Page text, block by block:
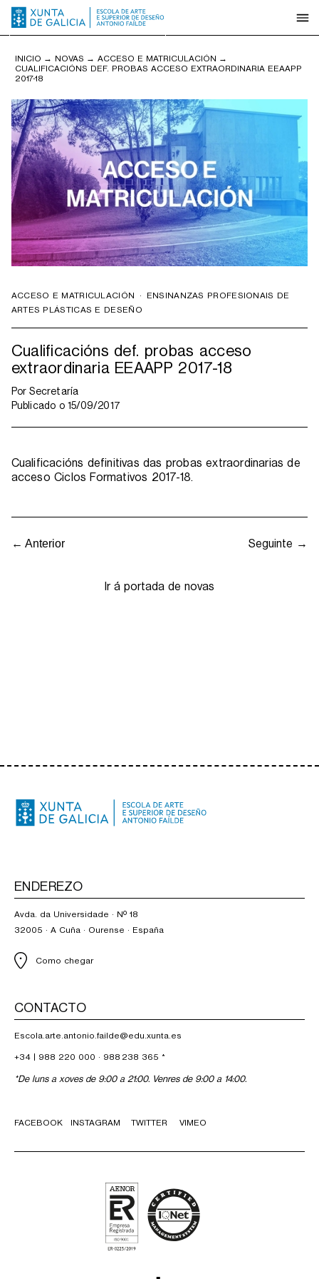
INICIO → NOVAS → ACCESO E MATRICULACIÓN →
CUALIFICACIÓNS DEF. PROBAS ACCESO EXTRAORDINARIA EEAAPP
2017-18
ACCESO E MATRICULACIÓN · ENSINANZAS PROFESIONAIS DE
ARTES PLÁSTICAS E DESEÑO
Cualificacións def. probas acceso
extraordinaria EEAAPP 2017-18
PorSecretaría
Publicado o15/09/2017
Cualificacións definitivas das probas extraordinarias de
acceso Ciclos Formativos 2017-18.
← Anterior Seguinte →
Ir á portada de novas
ENDEREZO
Avda. da Universidade · Nº 18
32005 · A Cuña · Ourense · España
Como chegar
CONTACTO
Escola.arte.antonio.failde@edu.xunta.es
+34 | 988 220 000 · 988 238 365 *
*De luns a xoves de 9:00 a 21:00. Venres de 9:00 a 14:00.
FACEBOOK INSTAGRAM TWITTER VIMEO